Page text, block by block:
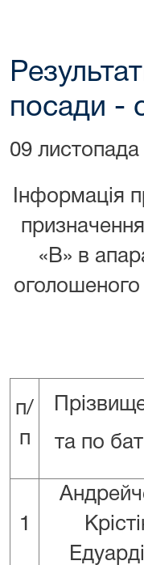
посади -
09
Інформація
«В» в
п/
п
та по
1